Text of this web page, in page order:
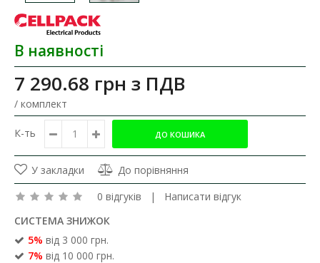
В наявності
7 290.68 грн з ПДВ
/ комплект
К-ть
У закладки
До порівняння
0 відгуків | Написати відгук
СИСТЕМА ЗНИЖОК
5% від 3 000 грн.
7% від 10 000 грн.